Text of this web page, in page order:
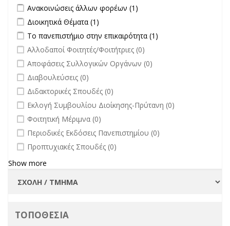
Apply Ανακοινώσεις άλλων φορέων filter
Ανακοινώσεις άλλων φορέων (1)
Apply Διοικητικά Θέματα filter
Διοικητικά Θέματα (1)
Apply Το πανεπιστήμιο στην επικαιρότητα filter
Το πανεπιστήμιο στην επικαιρότητα (1)
undefined
Αλλοδαποί Φοιτητές/Φοιτήτριες (0)
undefined
Αποφάσεις Συλλογικών Οργάνων (0)
undefined
Διαβουλεύσεις (0)
undefined
Διδακτορικές Σπουδές (0)
undefined
Εκλογή Συμβουλίου Διοίκησης-Πρύτανη (0)
undefined
Φοιτητική Μέριμνα (0)
undefined
Περιοδικές Εκδόσεις Πανεπιστημίου (0)
undefined
Προπτυχιακές Σπουδές (0)
Show more
ΤΟΠΟΘΕΣΙΑ